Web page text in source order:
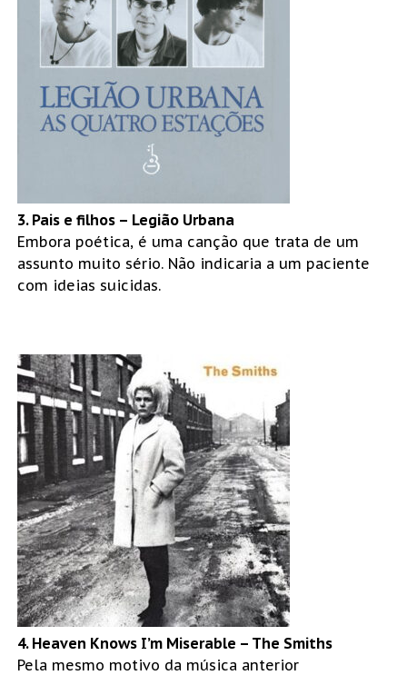
3. Pais e filhos – Legião Urbana
Embora poética, é uma canção que trata de um
assunto muito sério. Não indicaria a um paciente
com ideias suicidas.
4. Heaven Knows I’m Miserable – The Smiths
Pela mesmo motivo da música anterior